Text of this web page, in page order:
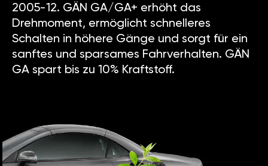
2005-12. GÄN GA/GA+ erhöht das
Drehmoment, ermöglicht schnelleres
Schalten in höhere Gänge und sorgt für ein
sanftes und sparsames Fahrverhalten. GÄN
GA spart bis zu 10% Kraftstoff.